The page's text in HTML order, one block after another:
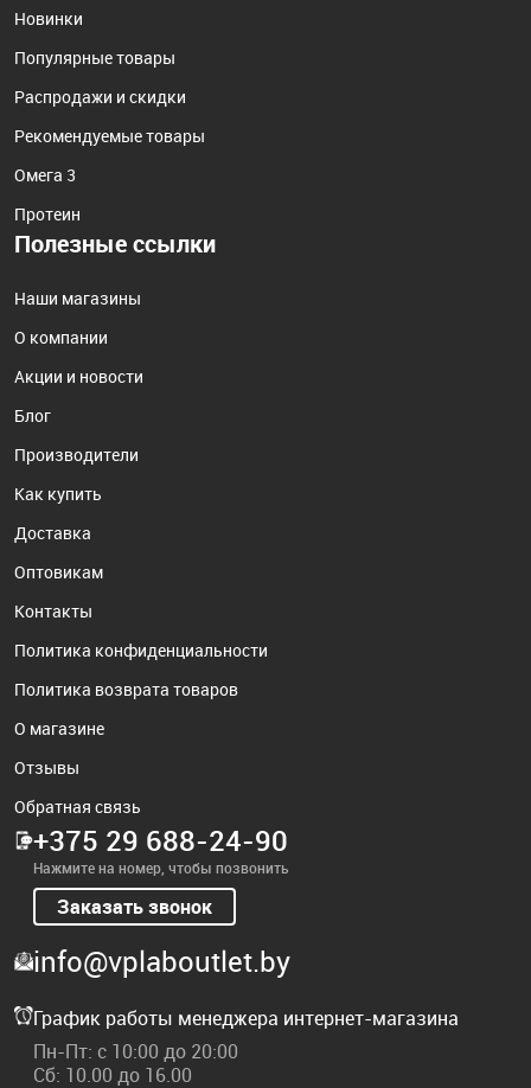
Новинки
Популярные товары
Распродажи и скидки
Рекомендуемые товары
Омега 3
Протеин
Полезные ссылки
Наши магазины
О компании
Акции и новости
Блог
Производители
Как купить
Доставка
Оптовикам
Контакты
Политика конфиденциальности
Политика возврата товаров
О магазине
Отзывы
Обратная связь
+375 29 688-24-90
Нажмите на номер, чтобы позвонить
Заказать звонок
info@vplaboutlet.by
График работы менеджера интернет-магазина
Пн-Пт: с 10:00 до 20:00
Сб: 10.00 до 16.00